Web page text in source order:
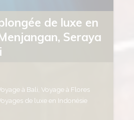
de luxe en
Seraya
à Bali, Voyage à Flores
de luxe en Indonésie